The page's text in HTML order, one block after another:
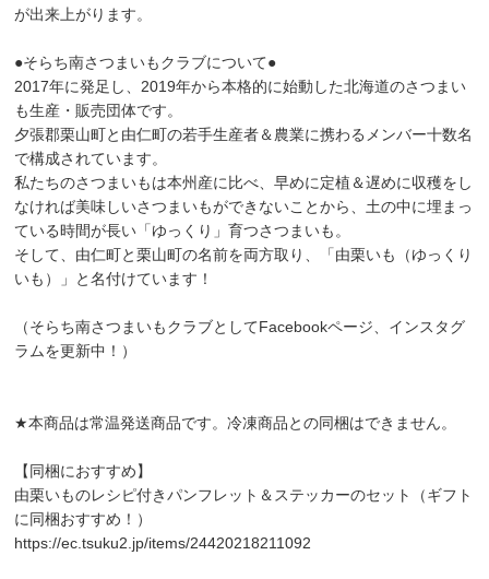
が出来上がります。
●そらち南さつまいもクラブについて●
2017年に発足し、2019年から本格的に始動した北海道のさつまい
も生産・販売団体です。
夕張郡栗山町と由仁町の若手生産者＆農業に携わるメンバー十数名
で構成されています。
私たちのさつまいもは本州産に比べ、早めに定植＆遅めに収穫をし
なければ美味しいさつまいもができないことから、土の中に埋まっ
ている時間が長い「ゆっくり」育つさつまいも。
そして、由仁町と栗山町の名前を両方取り、「由栗いも（ゆっくり
いも）」と名付けています！
（そらち南さつまいもクラブとしてFacebookページ、インスタグ
ラムを更新中！）
★本商品は常温発送商品です。冷凍商品との同梱はできません。
【同梱におすすめ】
由栗いものレシピ付きパンフレット＆ステッカーのセット（ギフト
に同梱おすすめ！）
https://ec.tsuku2.jp/items/24420218211092